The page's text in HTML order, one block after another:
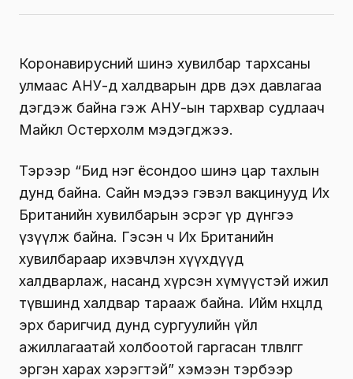
Коронавирусний шинэ хувилбар тархсаны
улмаас АНУ-д халдварын дөрөв дэх давлагаа
дэгдэж байна гэж АНУ-ын тархвар судлаач
Майкл Остерхолм мэдэгджээ.
Тэрээр “Бид нэг ёсондоо шинэ цар тахлын
дунд байна. Сайн мэдээ гэвэл вакцинууд Их
Британийн хувилбарын эсрэг үр дүнгээ
үзүүлж байна. Гэсэн ч Их Британийн
хувилбараар ихэвчлэн хүүхдүүд
халдварлаж, насанд хүрсэн хүмүүстэй ижил
түвшинд халдвар тарааж байна. Ийм нөхцөлд
эрх баригчид дунд сургуулийн үйл
ажиллагаатай холбоотой гаргасан төлөвлөгөөгөө
эргэн харах хэрэгтэй” хэмээн тэрбээр